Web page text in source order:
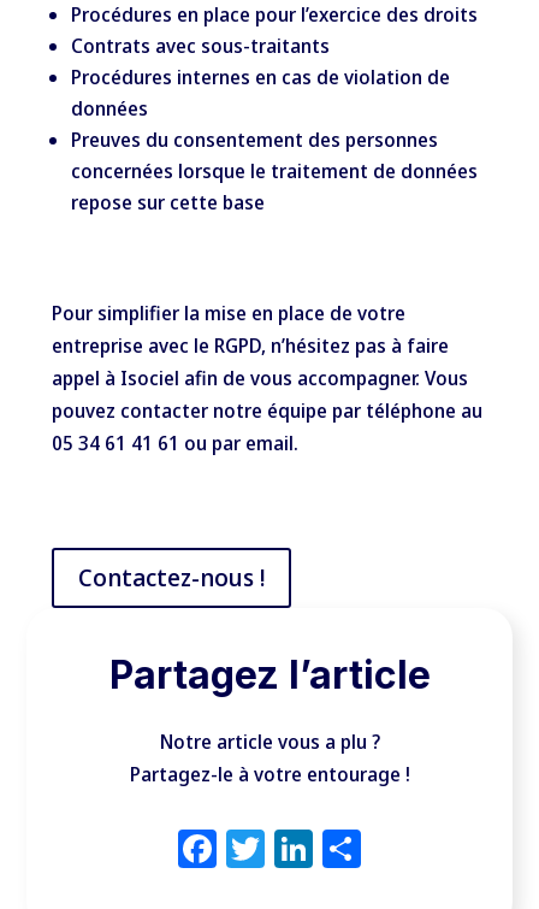
Procédures en place pour l’exercice des droits
Contrats avec sous-traitants
Procédures internes en cas de violation de
données
Preuves du consentement des personnes
concernées lorsque le traitement de données
repose sur cette base
Pour simplifier la mise en place de votre
entreprise avec le RGPD, n’hésitez pas à faire
appel à Isociel afin de vous accompagner. Vous
pouvez contacter notre équipe par téléphone au
05 34 61 41 61 ou par email.
Contactez-nous !
Partagez l’article
Notre article vous a plu ?
Partagez-le à votre entourage !
Facebook
TwitterLinkedIn